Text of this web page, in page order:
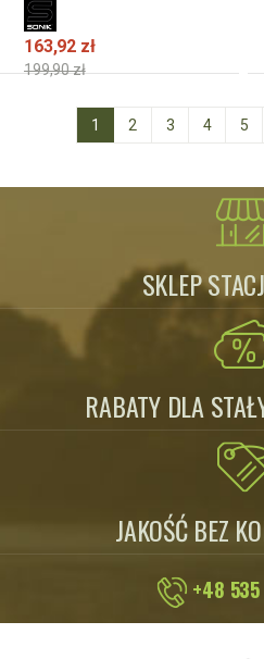
163,92 zł
199,90 zł
1 2 3 4 5
SKLEP
RABATY DLA
JAKOŚĆ BEZ
+48